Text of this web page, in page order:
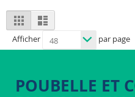
View
as
Grid List
Afficher par page
POUBELLE ET